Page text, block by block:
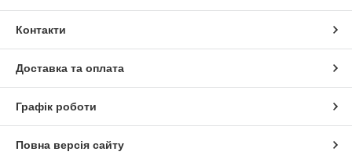
Контакти
Доставка та оплата
Графік роботи
Повна версія сайту